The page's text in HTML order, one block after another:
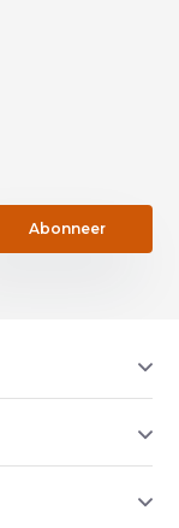
Abonneer